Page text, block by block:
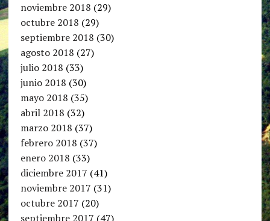
noviembre 2018 (29)
octubre 2018 (29)
septiembre 2018 (30)
agosto 2018 (27)
julio 2018 (33)
junio 2018 (30)
mayo 2018 (35)
abril 2018 (32)
marzo 2018 (37)
febrero 2018 (37)
enero 2018 (33)
diciembre 2017 (41)
noviembre 2017 (31)
octubre 2017 (20)
septiembre 2017 (47)